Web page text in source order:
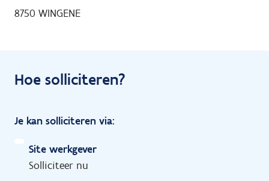
8750 WINGENE
Hoe solliciteren?
Je kan solliciteren via:
Site werkgever
Solliciteer nu